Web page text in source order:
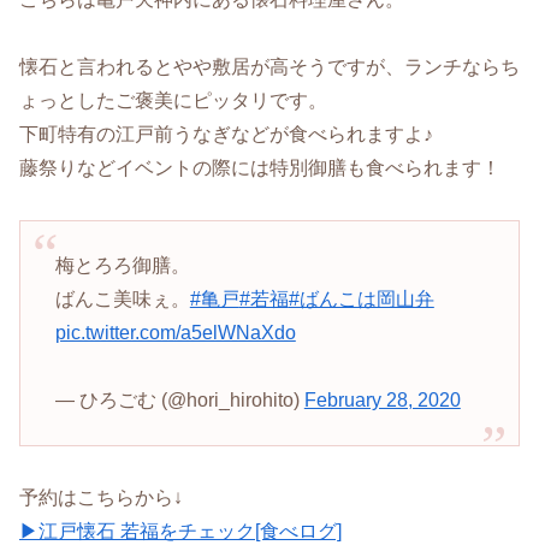
懐石と言われるとやや敷居が高そうですが、ランチならち
ょっとしたご褒美にピッタリです。
下町特有の江戸前うなぎなどが食べられますよ♪
藤祭りなどイベントの際には特別御膳も食べられます！
梅とろろ御膳。
ばんこ美味ぇ。 #亀戸#若福#ばんこは岡山弁
pic.twitter.com/a5elWNaXdo
— ひろごむ (@hori_hirohito) February 28, 2020
予約はこちらから↓
▶江戸懐石 若福をチェック[食べログ]